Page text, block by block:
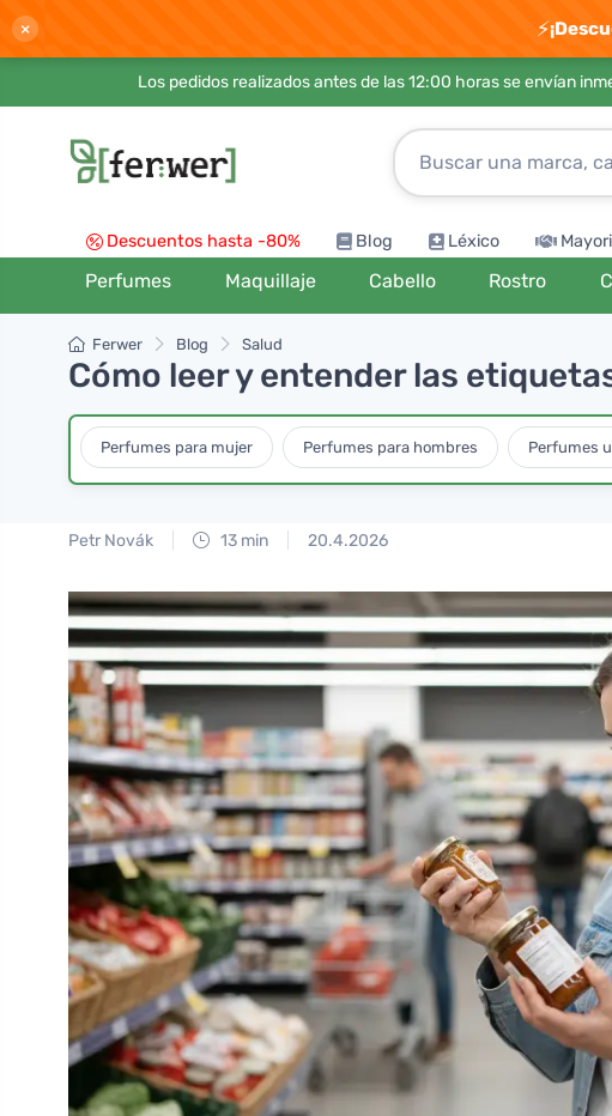
× ⚡
Los pedidos realizados antes de las 12:00 horas se envían
Descuentos hasta -80% Blog Léxico
Perfumes Maquillaje Cabello Rostro
Ferwer Blog Salud
Cómo leer y entender las
Perfumes para mujer Perfumes para hombres Perfumes
Petr Novák 13 min 20.4.2026